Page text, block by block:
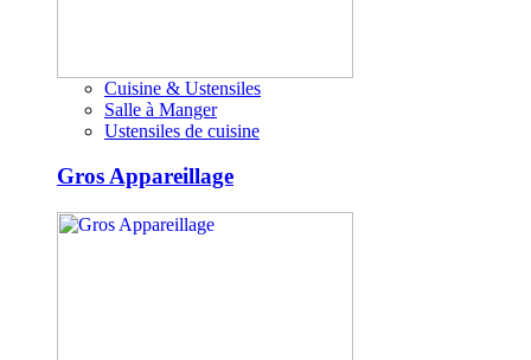
Cuisine & Ustensiles
Salle à Manger
Ustensiles de cuisine
Gros Appareillage